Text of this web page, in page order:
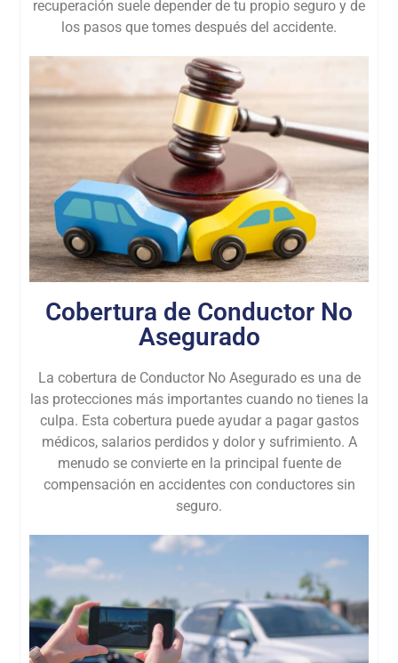
recuperación suele depender de tu propio seguro y de
los pasos que tomes después del accidente.
Cobertura de Conductor No
Asegurado
La cobertura de Conductor No Asegurado es una de
las protecciones más importantes cuando no tienes la
culpa. Esta cobertura puede ayudar a pagar gastos
médicos, salarios perdidos y dolor y sufrimiento. A
menudo se convierte en la principal fuente de
compensación en accidentes con conductores sin
seguro.